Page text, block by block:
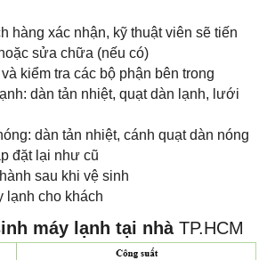
hàng xác nhận, kỹ thuật viên sẽ tiến
sửa chữa (nếu có)
kiểm tra các bộ phận bên trong
dàn tản nhiệt, quạt dàn lạnh, lưới
dàn tản nhiệt, cánh quạt dàn nóng
đặt lại như cũ
sau khi vệ sinh
lạnh cho khách
máy lạnh tại nhàTP.HCM